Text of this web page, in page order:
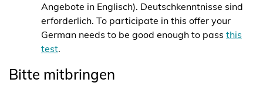
Angebote in Englisch). Deutschkenntnisse sind
erforderlich. To participate in this offer your
German needs to be good enough to pass this
test.
Bitte mitbringen